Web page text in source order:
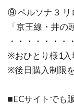
⑨ ペルソナ３ リ
「京王線・井
・・・・・・・
※おひとり様1入
※後日購入制限
■ECサイトでも